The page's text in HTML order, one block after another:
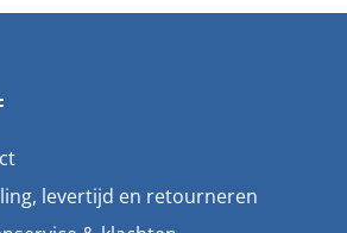
levertijd en retourneren